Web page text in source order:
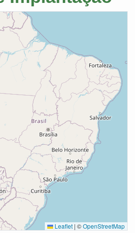
Leaflet | ©OpenStreetMap